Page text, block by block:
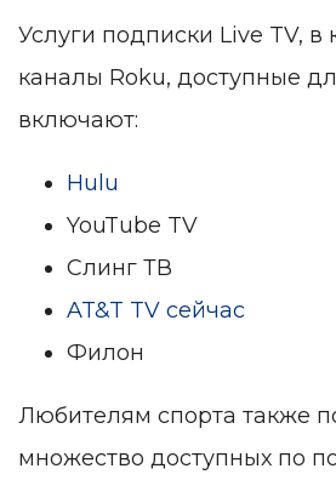
Услуги подписки Live TV, в
каналы Roku, доступные
включают:
Hulu
YouTube TV
Слинг ТВ
AT&T TV сейчас
Филон
Любителям спорта также
множество доступных по